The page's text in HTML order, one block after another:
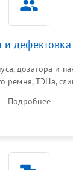
и
дозатора и
ремня, ТЭНа,
а манжеты
Подробнее